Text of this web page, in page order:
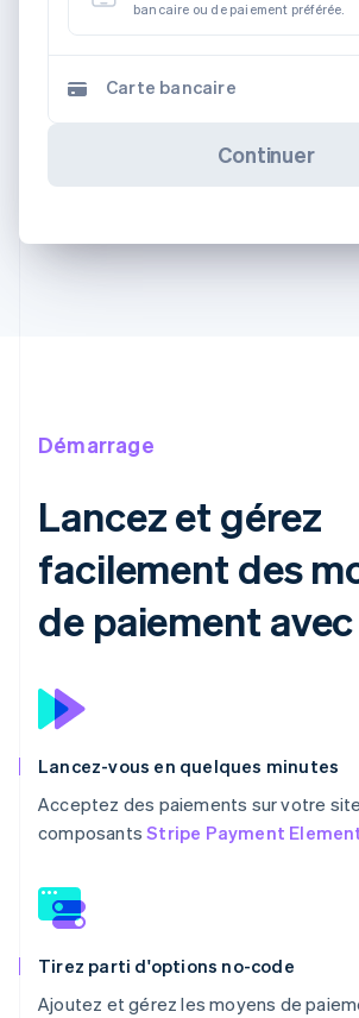
bancaire ou de paiement préférée.
Carte bancaire
Continuer
Démarrage
Lancez et gérez
facilement des
de paiement
Lancez-vous en quelques minutes
Acceptez des paiements sur votre
composantsStripe Payment
Tirez parti d'options no-code
Ajoutez et gérez les moyens de